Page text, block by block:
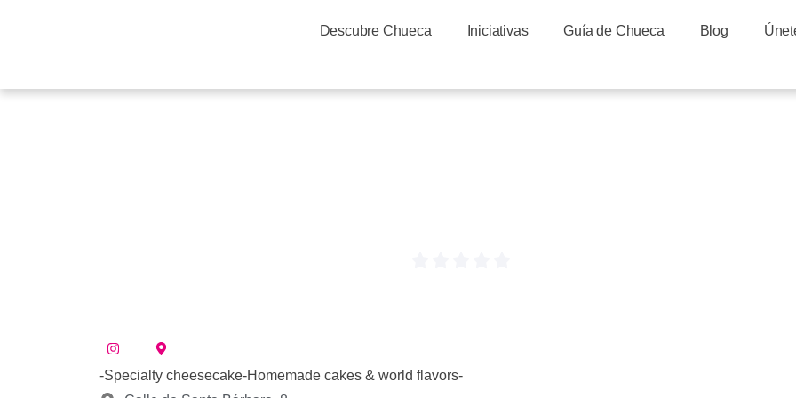
Descubre Chueca Iniciativas Guía de Chueca Blog
-Specialty cheesecake-Homemade cakes & world flavors-